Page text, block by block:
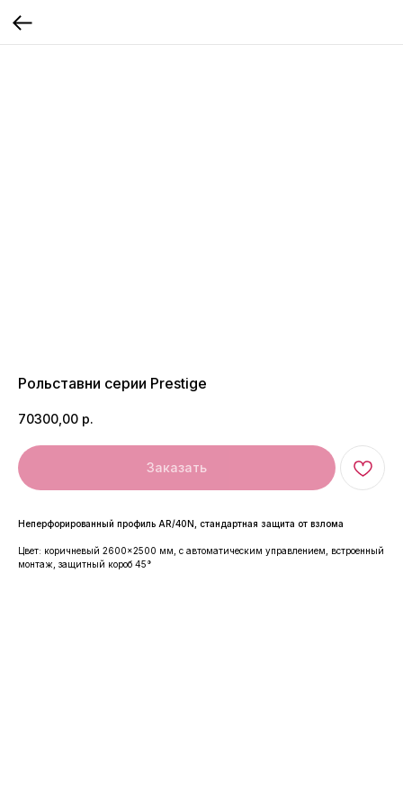
Рольставни серии Prestige
70300,00 р.
Заказать
Неперфорированный профиль AR/40N, стандартная защита от взлома
Цвет: коричневый 2600×2500 мм, с автоматическим управлением, встроенный
монтаж, защитный короб 45°